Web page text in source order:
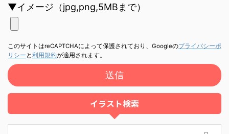
▼イメージ（jpg,png,5MBまで）
このサイトはreCAPTCHAによって保護されており、Googleのプライバシーポ
リシー と利用規約が適用されます。
イラスト検索